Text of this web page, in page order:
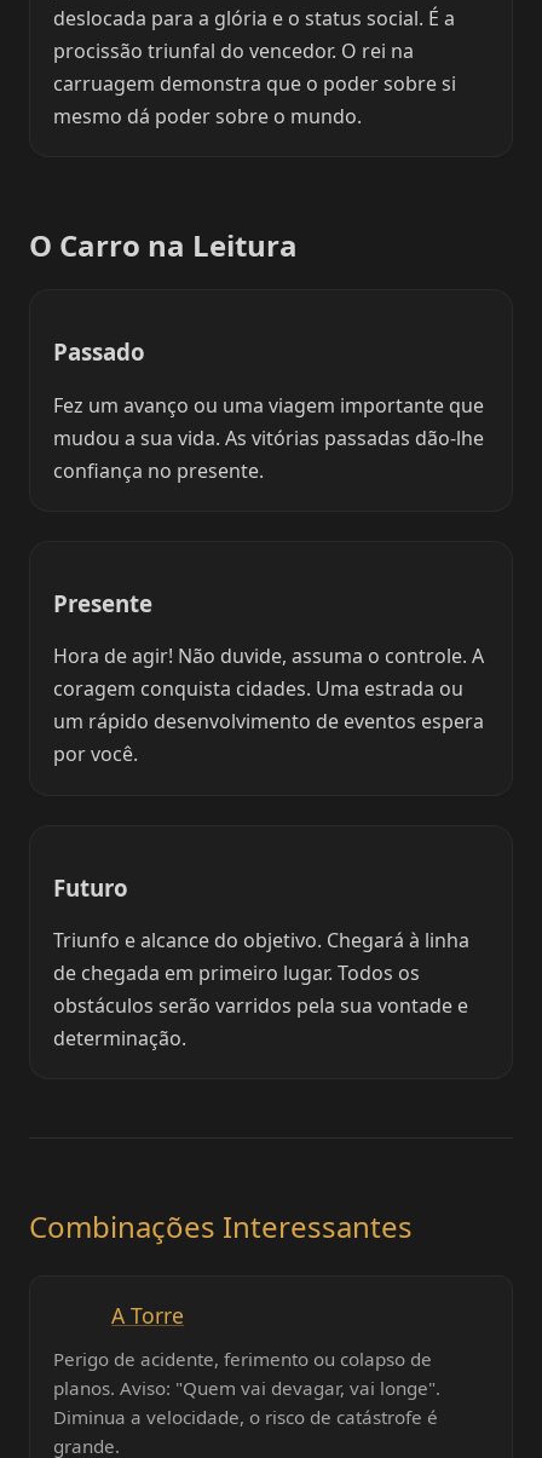
deslocada para a glória e o status social. É a
procissão triunfal do vencedor. O rei na
carruagem demonstra que o poder sobre si
mesmo dá poder sobre o mundo.
O Carro na Leitura
Passado
Fez um avanço ou uma viagem importante que
mudou a sua vida. As vitórias passadas dão-lhe
confiança no presente.
Presente
Hora de agir! Não duvide, assuma o controle. A
coragem conquista cidades. Uma estrada ou
um rápido desenvolvimento de eventos espera
por você.
Futuro
Triunfo e alcance do objetivo. Chegará à linha
de chegada em primeiro lugar. Todos os
obstáculos serão varridos pela sua vontade e
determinação.
Combinações Interessantes
A Torre
Perigo de acidente, ferimento ou colapso de
planos. Aviso: "Quem vai devagar, vai longe".
Diminua a velocidade, o risco de catástrofe é
grande.